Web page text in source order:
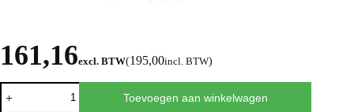
161,16excl. BTW(195,00incl. BTW)
Toevoegen aan winkelwagen